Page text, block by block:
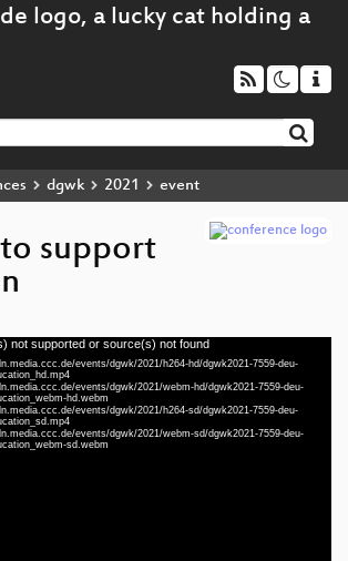
dgwk 2021 event
support
not supported or source(s) not found
events/dgwk/2021/h264-hd/dgwk2021-7559-deu-
events/dgwk/2021/webm-hd/dgwk2021-7559-deu-
hd.webm
events/dgwk/2021/h264-sd/dgwk2021-7559-deu-
events/dgwk/2021/webm-sd/dgwk2021-7559-deu-
sd.webm